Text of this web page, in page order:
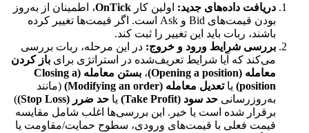
دریافت داده‌های جدید: اولین کار OnTick، اطمینان از به‌روز
بودن قیمت‌های Bid و Ask است. اگر قیمت‌ها تغییر کرده
باشند، ربات باید این تغییر را ثبت کند.
بررسی شرایط ورود و خروج: در این مرحله، ربات بررسی
می‌کند که آیا شرایط تعریف‌شده در استراتژی برای باز کردن
معامله (Opening a position)
،
بستن معامله (Closing a
position) یاتعدیل معامله (Modifying an order)
(مانند
به‌روزرسانی حد سود (Take Profit) یا حد ضرر (Stop Loss)
)
برقرار شده است یا خیر. این بررسی‌ها اغلب شامل مقایسه
قیمت فعلی با قیمت‌های ورودی، سطوح حمایت/مقاومت یا